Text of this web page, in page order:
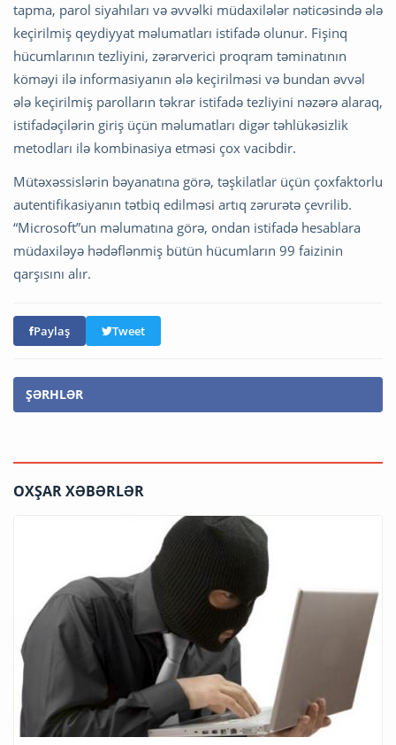
tapma, parol siyahıları və əvvəlki müdaxilələr nəticəsində ələ
keçirilmiş qeydiyyat məlumatları istifadə olunur. Fişinq
hücumlarının tezliyini, zərərverici proqram təminatının
köməyi ilə informasiyanın ələ keçirilməsi və bundan əvvəl
ələ keçirilmiş parolların təkrar istifadə tezliyini nəzərə alaraq,
istifadəçilərin giriş üçün məlumatları digər təhlükəsizlik
metodları ilə kombinasiya etməsi çox vacibdir.
Mütəxəssislərin bəyanatına görə, təşkilatlar üçün çoxfaktorlu
autentifikasiyanın tətbiq edilməsi artıq zərurətə çevrilib.
“Microsoft”un məlumatına görə, ondan istifadə hesablara
müdaxiləyə hədəflənmiş bütün hücumların 99 faizinin
qarşısını alır.
Paylaş Tweet
ŞƏRHLƏR
OXŞAR XƏBƏRLƏR